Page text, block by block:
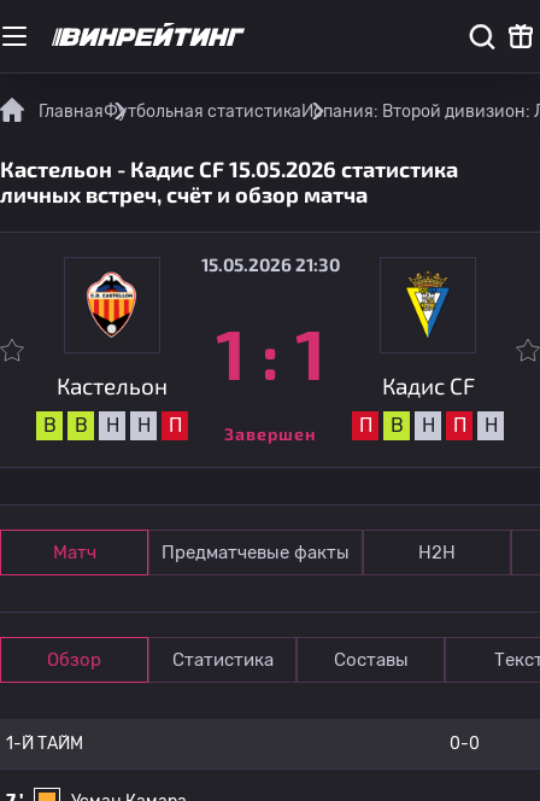
ГлавнаяФутбольная статистикаИспания: Второй дивизион:
Кастельон - Кадис CF 15.05.2026 статистика
личных встреч, счёт и обзор матча
Кастельон
В В Н Н П
15.05.2026 21:30
1 : 1
Завершен
Кадис CF
П В Н П Н
Матч Предматчевые факты Н2Н
Обзор Статистика Составы
1-Й ТАЙМ 0-0